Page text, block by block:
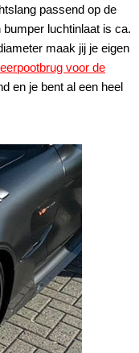
passend op de
luchtinlaat is ca.
maak jij je eigen
voor de
en je bent al een heel